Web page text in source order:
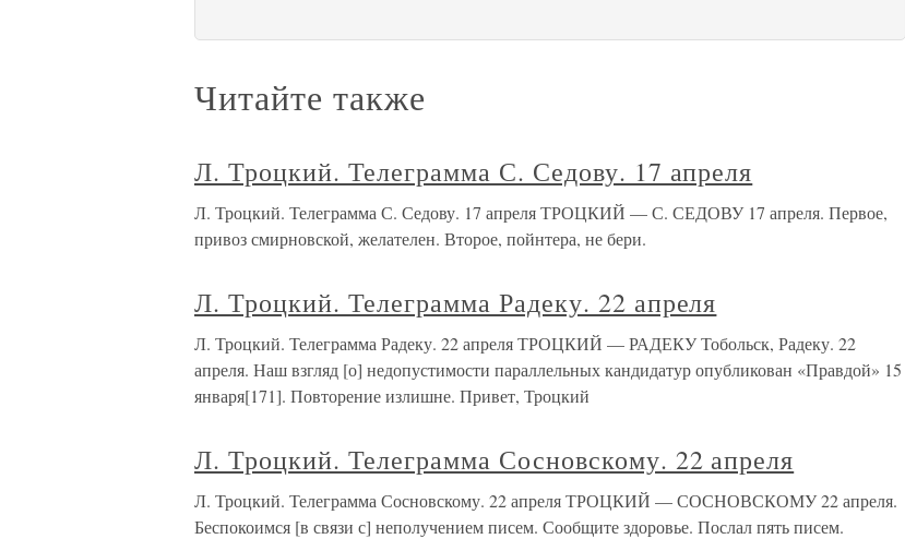
Читайте также
Л. Троцкий. Телеграмма С. Седову. 17 апреля
Л. Троцкий. Телеграмма С. Седову. 17 апреля ТРОЦКИЙ — С. СЕДОВУ 17 апреля. Первое,
привоз смирновской, желателен. Второе, пойнтера, не бери.
Л. Троцкий. Телеграмма Радеку. 22 апреля
Л. Троцкий. Телеграмма Радеку. 22 апреля ТРОЦКИЙ — РАДЕКУ Тобольск, Радеку. 22
апреля. Наш взгляд [о] недопустимости параллельных кандидатур опубликован «Правдой» 15
января[171]. Повторение излишне. Привет, Троцкий
Л. Троцкий. Телеграмма Сосновскому. 22 апреля
Л. Троцкий. Телеграмма Сосновскому. 22 апреля ТРОЦКИЙ — СОСНОВСКОМУ 22 апреля.
Беспокоимся [в связи с] неполучением писем. Сообщите здоровье. Послал пять писем.